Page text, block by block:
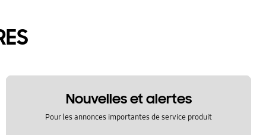
Nouvelles et alertes
Pour les annonces importantes de service produit